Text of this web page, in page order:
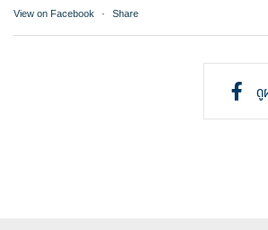
View on Facebook · Share
ดู